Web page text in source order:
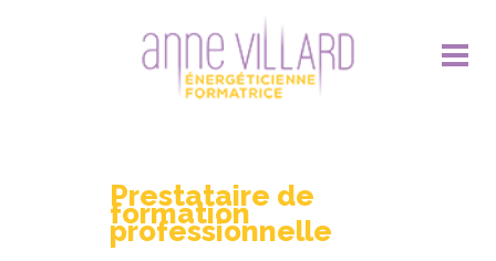
Prestataire de
formation
professionnelle